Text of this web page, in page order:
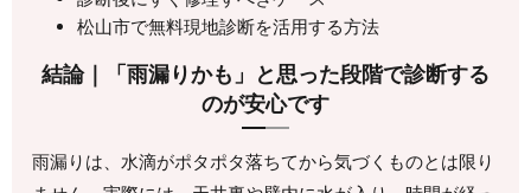
松山市で無料現地診断を活用する方法
結論｜「雨漏りかも」と思った段階で診断する
のが安心です
雨漏りは、水滴がポタポタ落ちてから気づくものとは限り